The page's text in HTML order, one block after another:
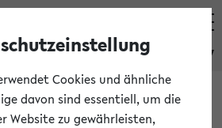
eKVV
Cookies und ähnliche
davon sind essentiell, um die
Website zu gewährleisten,